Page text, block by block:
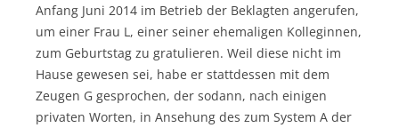
Anfang Juni 2014 im Betrieb der Beklagten angerufen,
um einer Frau L, einer seiner ehemaligen Kolleginnen,
zum Geburtstag zu gratulieren. Weil diese nicht im
Hause gewesen sei, habe er stattdessen mit dem
Zeugen G gesprochen, der sodann, nach einigen
privaten Worten, in Ansehung des zum System A der